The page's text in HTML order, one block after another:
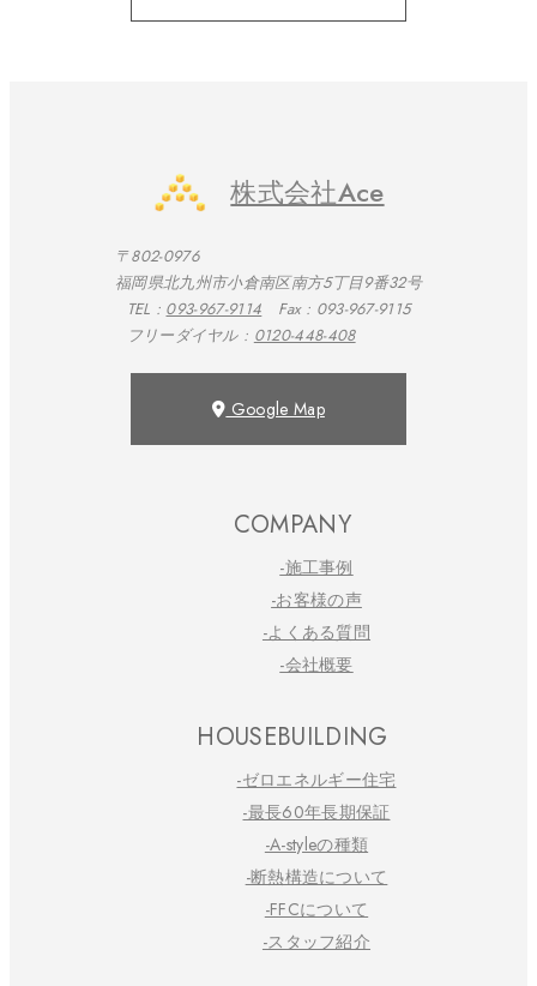
株式会社Ace
〒802-0976
福岡県北九州市小倉南区南方5丁目9番32号
TEL : 093-967-9114 Fax : 093-967-9115
フリーダイヤル : 0120-448-408
Google Map
COMPANY
-施工事例
-お客様の声
-よくある質問
-会社概要
HOUSEBUILDING
-ゼロエネルギー住宅
-最長60年長期保証
-A-styleの種類
-断熱構造について
-FFCについて
-スタッフ紹介